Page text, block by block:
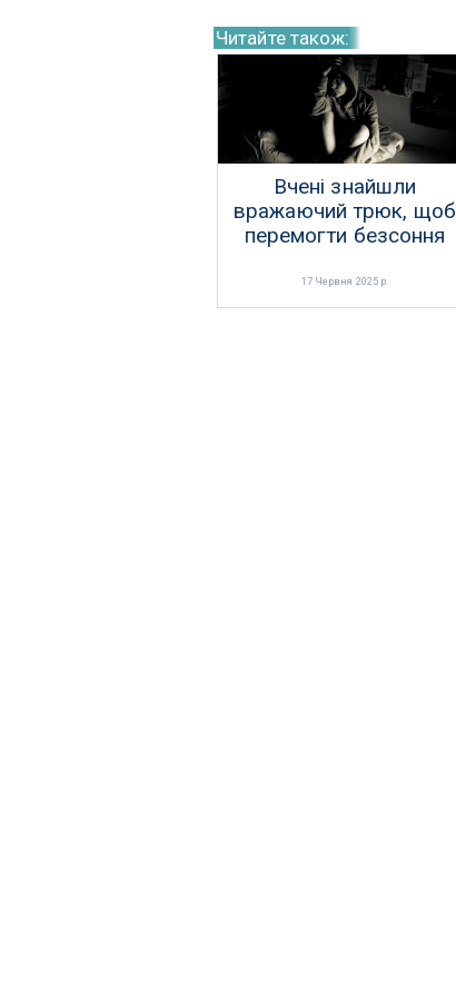
Читайте також:
Вчені знайшли
вражаючий трюк, щоб
перемогти безсоння
17 Червня 2025 р.